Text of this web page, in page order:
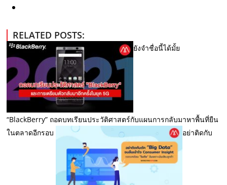
RELATED POSTS:
ยังจำชื่อนี้ได้มั้ย
“BlackBerry” ถอดบทเรียนประวัติศาสตร์กับแผนการกลับมาหาพื้นที่ยืน
ในตลาดอีกรอบ
อย่าติดกับ